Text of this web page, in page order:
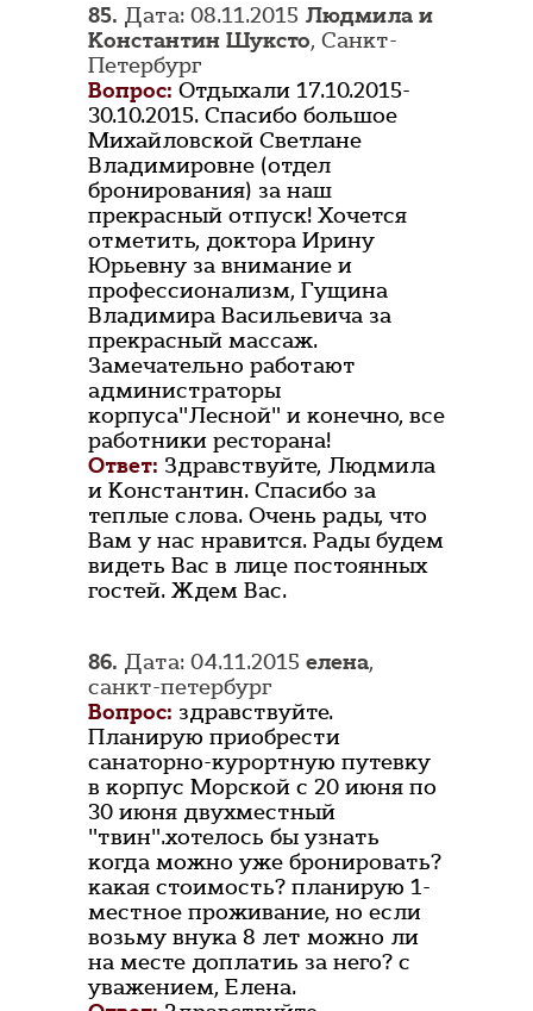
85. Дата: 08.11.2015 Людмила и
Константин Шуксто, Санкт-
Петербург
Вопрос: Отдыхали 17.10.2015-
30.10.2015. Спасибо большое
Михайловской Светлане
Владимировне (отдел
бронирования) за наш
прекрасный отпуск! Хочется
отметить, доктора Ирину
Юрьевну за внимание и
профессионализм, Гущина
Владимира Васильевича за
прекрасный массаж.
Замечательно работают
администраторы
корпуса"Лесной" и конечно, все
работники ресторана!
Ответ: Здравствуйте, Людмила
и Константин. Спасибо за
теплые слова. Очень рады, что
Вам у нас нравится. Рады будем
видеть Вас в лице постоянных
гостей. Ждем Вас.
86. Дата: 04.11.2015 елена,
санкт-петербург
Вопрос: здравствуйте.
Планирую приобрести
санаторно-курортную путевку
в корпус Морской с 20 июня по
30 июня двухместный
"твин".хотелось бы узнать
когда можно уже бронировать?
какая стоимость? планирую 1-
местное проживание, но если
возьму внука 8 лет можно ли
на месте доплатиь за него? с
уважением, Елена.